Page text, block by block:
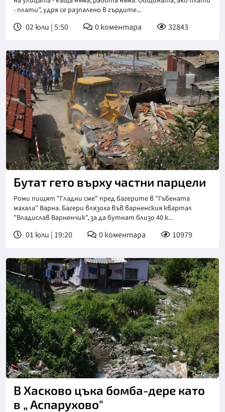
- плати", удря се разпалено в гърдите...
02 юли | 5:50 0коментара 32843
Бутат гето върху частни парцели
Роми пищят "Гладни сме" пред багерите в "Гъбената
махала" Варна. Багери влязоха във варненския квартал
"Владислав Варненчик", за да бутнат близо 40 к...
01 юли | 19:20 0коментара 10979
В Хасково цъка бомба-дере като
в „ Аспарухово"